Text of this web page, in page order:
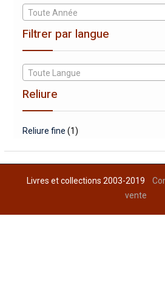
Toute Année
Filtrer par langue
Toute Langue
Reliure
Reliure fine (1)
Livres et collections 2003-2019
vente